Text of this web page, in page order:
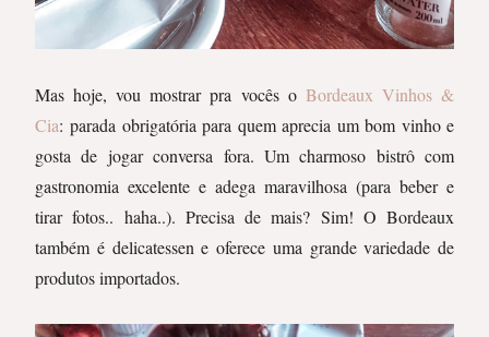
Mas hoje, vou mostrar pra vocês o Bordeaux Vinhos &
Cia: parada obrigatória para quem aprecia um bom vinho e
gosta de jogar conversa fora. Um charmoso bistrô com
gastronomia excelente e adega maravilhosa (para beber e
tirar fotos.. haha..). Precisa de mais? Sim! O Bordeaux
também é delicatessen e oferece uma grande variedade de
produtos importados.